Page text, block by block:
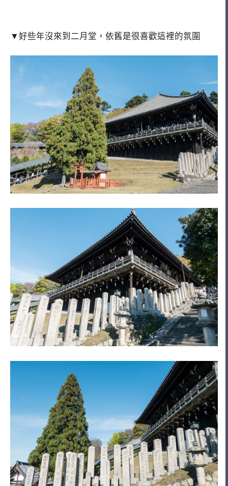
▼好些年沒來到二月堂，依舊是很喜歡這裡的氛圍